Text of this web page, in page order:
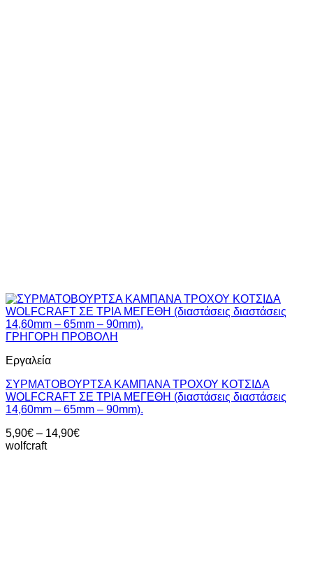
ΓΡΗΓΟΡΗ ΠΡΟΒΟΛΗ
Εργαλεία
ΣΥΡΜΑΤΟΒΟΥΡΤΣΑ ΚΑΜΠΑΝΑ ΤΡΟΧΟΥ ΚΟΤΣΙΔΑ
WOLFCRAFT ΣΕ ΤΡΙΑ ΜΕΓΕΘΗ (διαστάσεις διαστάσεις
14,60mm – 65mm – 90mm).
5,90€ – 14,90€Price
wolfcraft